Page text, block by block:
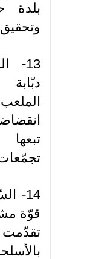
بلدة
قوّة
تقدّمت